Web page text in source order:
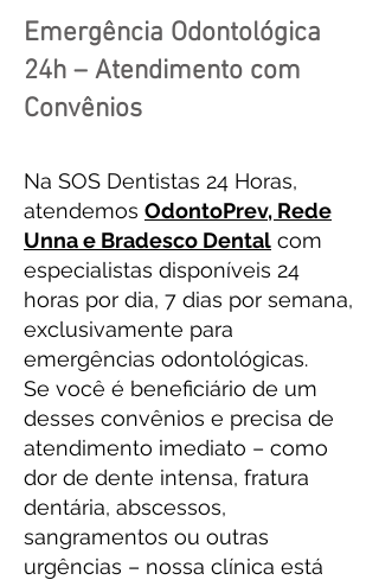
Emergência Odontológica
24h – Atendimento com
Convênios
Na SOS Dentistas 24 Horas,
atendemos OdontoPrev, Rede
Unna e Bradesco Dental com
especialistas disponíveis 24
horas por dia, 7 dias por semana,
exclusivamente para
emergências odontológicas.
Se você é beneficiário de um
desses convênios e precisa de
atendimento imediato – como
dor de dente intensa, fratura
dentária, abscessos,
sangramentos ou outras
urgências – nossa clínica está